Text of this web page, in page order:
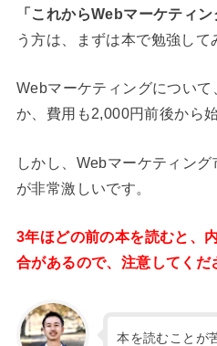
「これからWebマーケティン
う方は、まずは本で勉強して
Webマーケティングについ
か、費用も2,000円前後から
しかし、Webマーケティン
が非常激しいです。
3年ほどの前の本を読むと、
合があるので、注意してくだ
本を読むことが